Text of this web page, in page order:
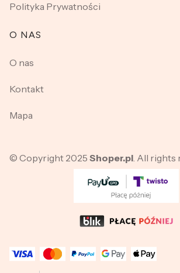
Polityka Prywatności
O NAS
O nas
Kontakt
Mapa
© Copyright 2025 Shoper.pl. All rights